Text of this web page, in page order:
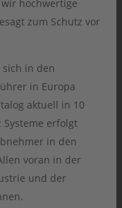
hochwertige
zum Schutz vor
sich in den
in Europa
aktuell in 10
Systeme erfolgt
in den
voran in der
und der